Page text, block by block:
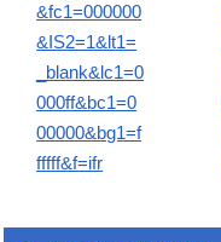
&fc1=000000
&IS2=1&lt1=
_blank&lc1=0
000ff&bc1=0
00000&bg1=f
fffff&f=ifr